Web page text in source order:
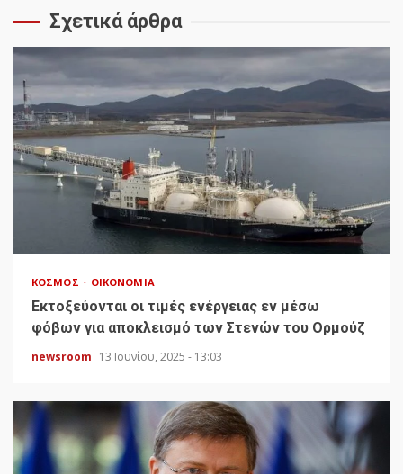
Σχετικά άρθρα
ΚΌΣΜΟΣ ΟΙΚΟΝΟΜΊΑ
Εκτοξεύονται οι τιμές ενέργειας εν μέσω
φόβων για αποκλεισμό των Στενών του Ορμούζ
newsroom 13 Ιουνίου, 2025 - 13:03